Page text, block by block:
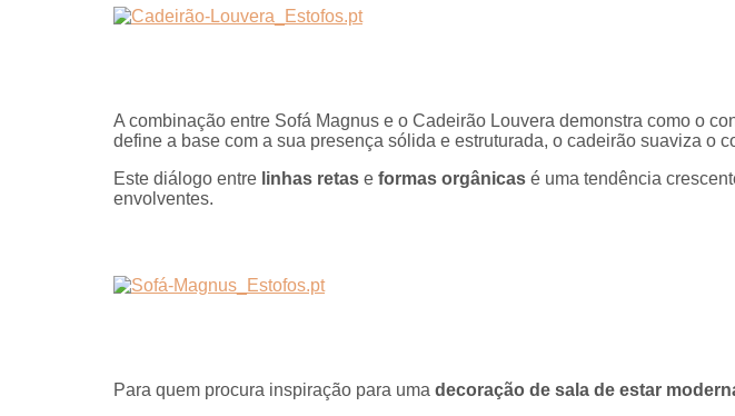
A combinação entre Sofá Magnus e o Cadeirão Louvera demonstra como o
define a base com a sua presença sólida e estruturada, o cadeirão suaviza o
Este diálogo entre linhas retas e formas orgânicas é uma tendência
envolventes.
Para quem procura inspiração para uma decoração de sala de estar